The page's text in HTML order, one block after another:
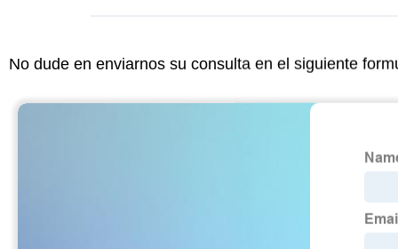
No dude en enviarnos su consulta en el siguiente